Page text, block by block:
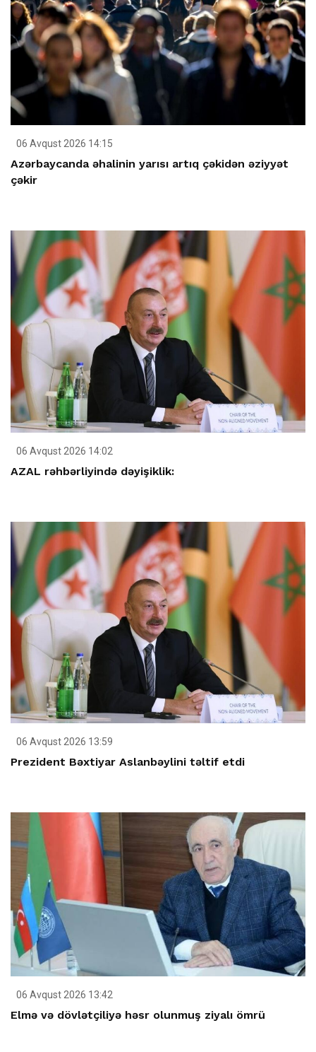
06 Avqust 2026 14:15
Azərbaycanda əhalinin yarısı artıq çəkidən əziyyət
çəkir
06 Avqust 2026 14:02
AZAL rəhbərliyində dəyişiklik:
06 Avqust 2026 13:59
Prezident Bəxtiyar Aslanbəylini təltif etdi
06 Avqust 2026 13:42
Elmə və dövlətçiliyə həsr olunmuş ziyalı ömrü